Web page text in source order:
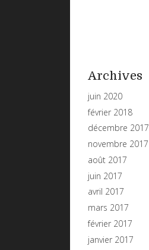
Archives
juin 2020
février 2018
décembre 2017
novembre 2017
août 2017
juin 2017
avril 2017
mars 2017
février 2017
janvier 2017